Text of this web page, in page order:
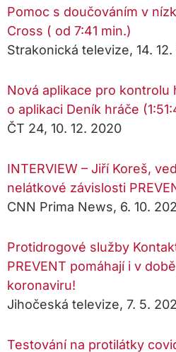
Pomoc s doučováním v
Cross ( od 7:41 min.)
Strakonická televize, 14.
Nová aplikace pro kontrolu
o aplikaci Deník hráče
ČT 24, 10. 12. 2020
INTERVIEW – Jiří Koreš,
nelátkové závislosti
CNN Prima News, 6. 10.
Protidrogové služby
PREVENT pomáhají i v
koronaviru!
Jihočeská televize, 7. 5.
Testování na protilátky